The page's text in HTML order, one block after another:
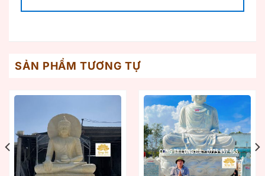
SẢN PHẨM TƯƠNG TỰ